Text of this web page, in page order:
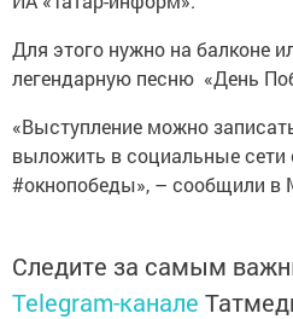
Для этого нужно на балконе
легендарную песню «День
«Выступление можно
выложить в социальные сети
#окнопобеды», – сообщили в
Следите за самым
Telegram-канале